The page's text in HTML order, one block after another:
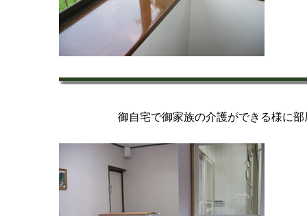
御自宅で御家族の介護ができる様に